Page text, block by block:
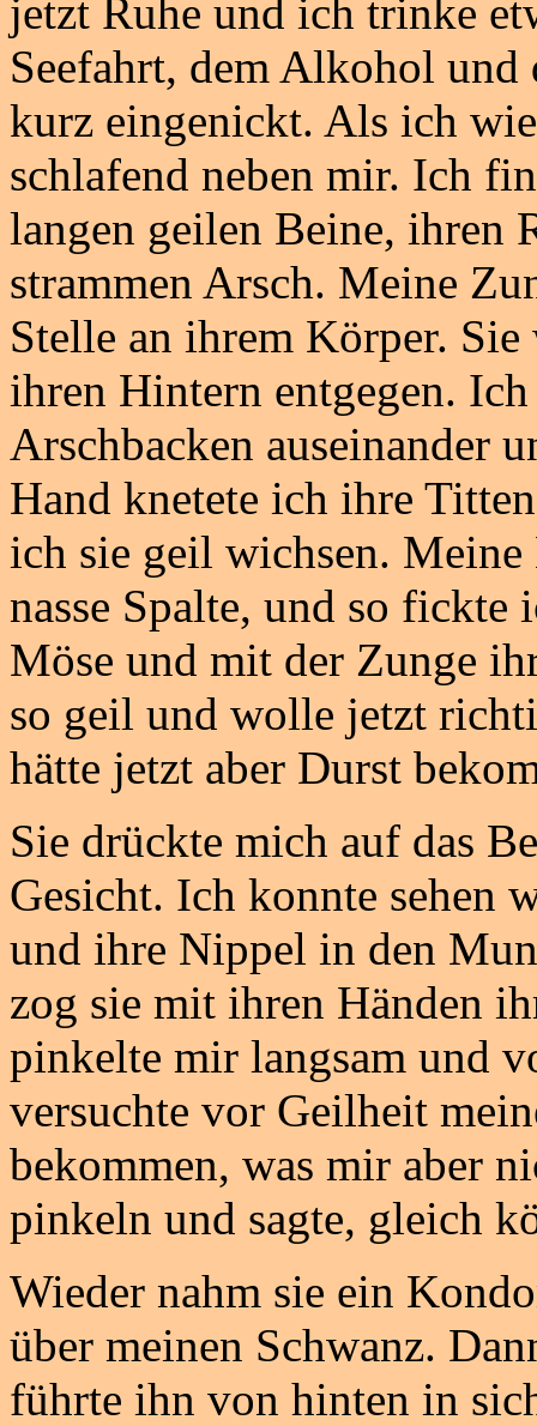
jetzt Ruhe und ich trinke
Seefahrt, dem Alkohol
kurz eingenickt. Als ich
schlafend neben mir. Ich
langen geilen Beine, ihren
strammen Arsch. Meine
Stelle an ihrem Körper.
ihren Hintern entgegen.
Arschbacken auseinander
Hand knetete ich ihre
ich sie geil wichsen.
nasse Spalte, und so
Möse und mit der Zunge
so geil und wolle jetzt
hätte jetzt aber Durst
Sie drückte mich auf das
Gesicht. Ich konnte sehen
und ihre Nippel in den
zog sie mit ihren Händen
pinkelte mir langsam und
versuchte vor Geilheit
bekommen, was mir aber
pinkeln und sagte, gleich
Wieder nahm sie ein
über meinen Schwanz.
führte ihn von hinten in